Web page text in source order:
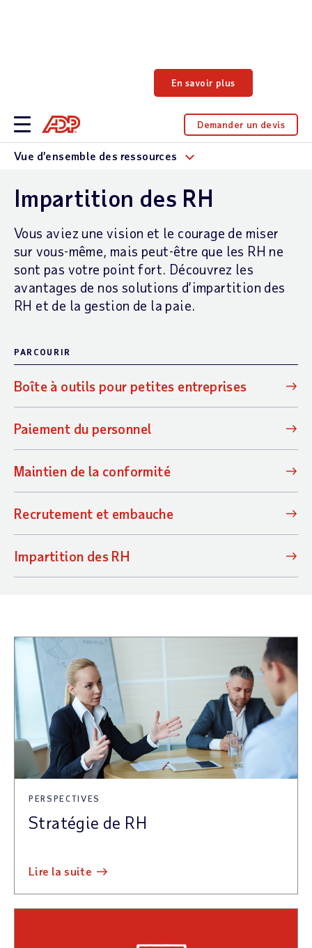
En savoir plus
Demander un devis
Vue d’ensemble des ressources
Impartition des RH
Vous aviez une vision et le courage de miser
sur vous-même, mais peut-être que les RH ne
sont pas votre point fort. Découvrez les
avantages de nos solutions d’impartition des
RH et de la gestion de la paie.
PARCOURIR
Boîte à outils pour petites entreprises
Paiement du personnel
Maintien de la conformité
Recrutement et embauche
Impartition des RH
PERSPECTIVES
Stratégie de RH
lire la suite